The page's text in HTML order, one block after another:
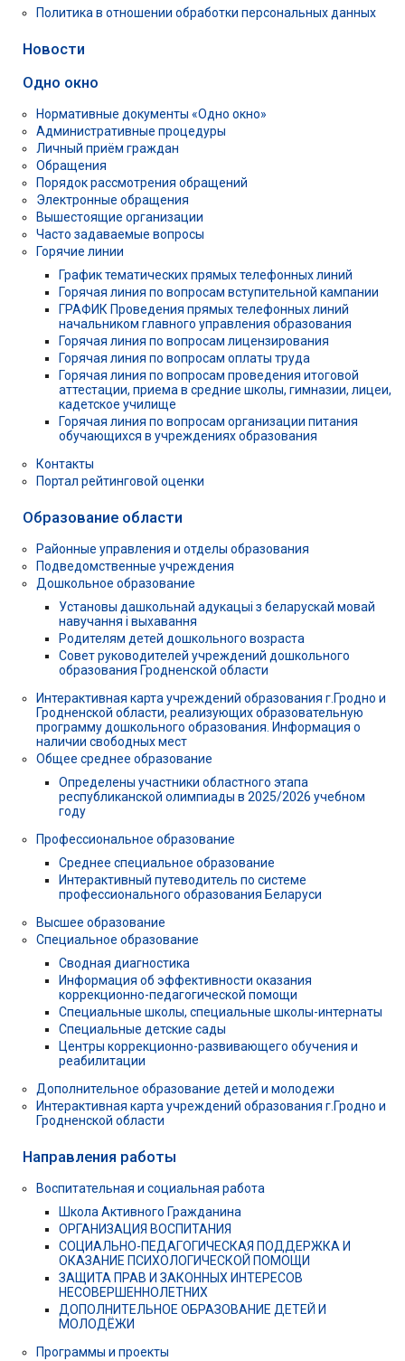
Политика в отношении обработки персональных данных
Новости
Одно окно
Нормативные документы «Одно окно»
Административные процедуры
Личный приём граждан
Обращения
Порядок рассмотрения обращений
Электронные обращения
Вышестоящие организации
Часто задаваемые вопросы
Горячие линии
График тематических прямых телефонных линий
Горячая линия по вопросам вступительной кампании
ГРАФИК Проведения прямых телефонных линий
начальником главного управления образования
Горячая линия по вопросам лицензирования
Горячая линия по вопросам оплаты труда
Горячая линия по вопросам проведения итоговой
аттестации, приема в средние школы, гимназии, лицеи,
кадетское училище
Горячая линия по вопросам организации питания
обучающихся в учреждениях образования
Контакты
Портал рейтинговой оценки
Образование области
Районные управления и отделы образования
Подведомственные учреждения
Дошкольное образование
Установы дашкольнай адукацыі з беларускай мовай
навучання і выхавання
Родителям детей дошкольного возраста
Совет руководителей учреждений дошкольного
образования Гродненской области
Интерактивная карта учреждений образования г.Гродно и
Гродненской области, реализующих образовательную
программу дошкольного образования. Информация о
наличии свободных мест
Общее среднее образование
Определены участники областного этапа
республиканской олимпиады в 2025/2026 учебном
году
Профессиональное образование
Среднее специальное образование
Интерактивный путеводитель по системе
профессионального образования Беларуси
Высшее образование
Специальное образование
Сводная диагностика
Информация об эффективности оказания
коррекционно-педагогической помощи
Специальные школы, специальные школы-интернаты
Специальные детские сады
Центры коррекционно-развивающего обучения и
реабилитации
Дополнительное образование детей и молодежи
Интерактивная карта учреждений образования г.Гродно и
Гродненской области
Направления работы
Воспитательная и социальная работа
Школа Активного Гражданина
ОРГАНИЗАЦИЯ ВОСПИТАНИЯ
СОЦИАЛЬНО-ПЕДАГОГИЧЕСКАЯ ПОДДЕРЖКА И
ОКАЗАНИЕ ПСИХОЛОГИЧЕСКОЙ ПОМОЩИ
ЗАЩИТА ПРАВ И ЗАКОННЫХ ИНТЕРЕСОВ
НЕСОВЕРШЕННОЛЕТНИХ
ДОПОЛНИТЕЛЬНОЕ ОБРАЗОВАНИЕ ДЕТЕЙ И
МОЛОДЁЖИ
Программы и проекты